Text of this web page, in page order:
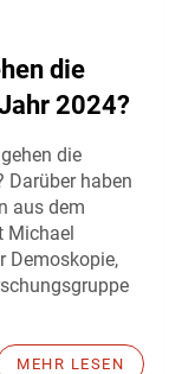
die
2024?
die
Darüber haben
aus dem
Michael
Demoskopie,
MEHR LESEN